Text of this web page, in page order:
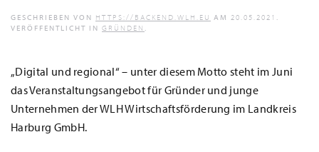
GESCHRIEBEN VON HTTPS://BACKEND.WLH.EU AM 20.05.2021 .
VERÖFFENTLICHT IN GRÜNDEN .
„Digital und regional“ – unter diesem Motto steht im Juni
das Veranstaltungsangebot für Gründer und junge
Unternehmen der WLH Wirtschaftsförderung im Landkreis
Harburg GmbH.